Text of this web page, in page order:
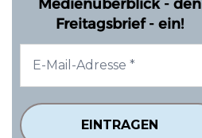
Medienüberblick - den
Freitagsbrief - ein!